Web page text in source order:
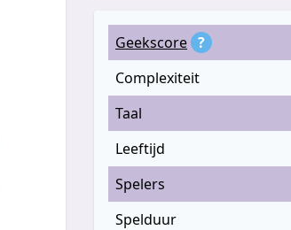
Geekscore ?
Complexiteit
Taal
Leeftijd
Spelers
Spelduur